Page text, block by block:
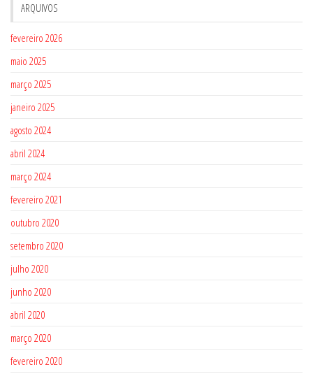
ARQUIVOS
fevereiro 2026
maio 2025
março 2025
janeiro 2025
agosto 2024
abril 2024
março 2024
fevereiro 2021
outubro 2020
setembro 2020
julho 2020
junho 2020
abril 2020
março 2020
fevereiro 2020